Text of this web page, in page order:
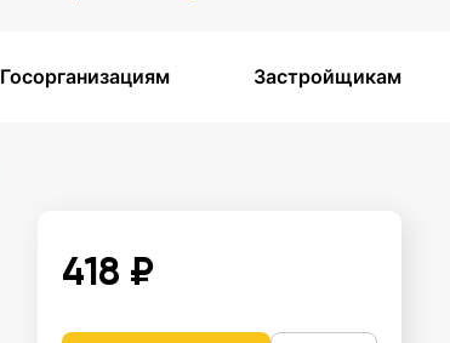
Госорганизациям Застройщикам
418 ₽